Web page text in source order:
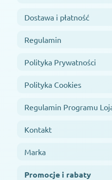
Dostawa i płatność
Regulamin
Polityka Prywatności
Polityka Cookies
Regulamin Programu
Kontakt
Marka
Promocje i rabaty